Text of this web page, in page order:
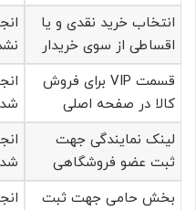
انتخاب خرید نقدی و یا
اقساطی از سوی خریدار
قسمت VIP برای فروش
کالا در صفحه اصلی
شد
لینک نمایندگی جهت
ثبت عضو فروشگاهی
شد
بخش حامی جهت ثبت